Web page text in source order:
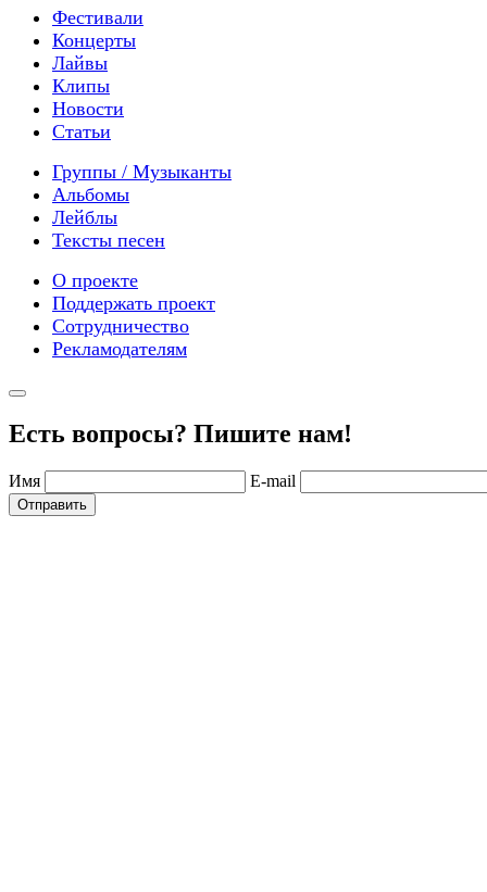
Фестивали
Концерты
Лайвы
Клипы
Новости
Статьи
Группы / Музыканты
Альбомы
Лейблы
Тексты песен
О проекте
Поддержать проект
Сотрудничество
Рекламодателям
Есть вопросы? Пишите нам!
Имя E-mail